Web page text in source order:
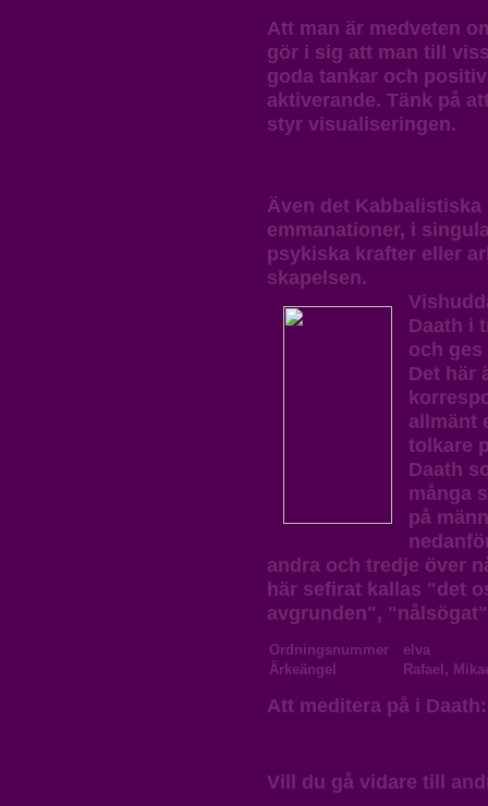
Att man är medveten
gör i sig att man till
goda tankar och
aktiverande. Tänk på
styr visualiseringen.
Även det
emmanationer, i
psykiska krafter eller
skapelsen.
Daath i
och
Det här
allmänt
tolkare
Daath
många
på
andra och tredje över
här sefirat kallas "det
avgrunden",
Ordningsnummer
elva
Ärkeängel
Rafael,
Att meditera på i
Vill du gå vidare till